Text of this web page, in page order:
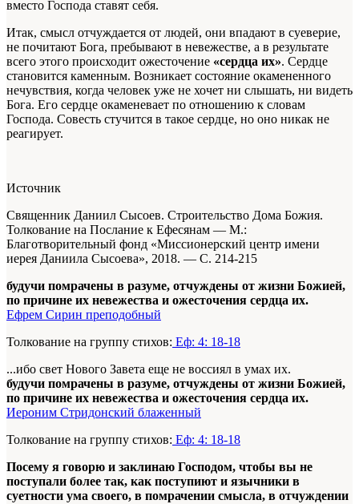
вместо Господа ставят себя.
Итак, смысл отчуждается от людей, они впадают в суеверие,
не почитают Бога, пребывают в невежестве, а в результате
всего этого происходит ожесточение «сердца их». Сердце
становится каменным. Возникает состояние окамененного
нечувствия, когда человек уже не хочет ни слышать, ни видеть
Бога. Его сердце окаменевает по отношению к словам
Господа. Совесть стучится в такое сердце, но оно никак не
реагирует.
Источник
Священник Даниил Сысоев. Строительство Дома Божия.
Толкование на Послание к Ефесянам — М.:
Благотворительный фонд «Миссионерский центр имени
иерея Даниила Сысоева», 2018. — С. 214-215
будучи помрачены в разуме, отчуждены от жизни Божией,
по причине их невежества и ожесточения сердца их.
Ефрем Сирин преподобный
Толкование на группу стихов: Еф: 4: 18-18
...ибо свет Нового Завета еще не воссиял в умах их.
будучи помрачены в разуме, отчуждены от жизни Божией,
по причине их невежества и ожесточения сердца их.
Иероним Стридонский блаженный
Толкование на группу стихов: Еф: 4: 18-18
Посему я говорю и заклинаю Господом, чтобы вы не
поступали более так, как поступиют и язычники в
суетности ума своего, в помрачении смысла, в отчуждении